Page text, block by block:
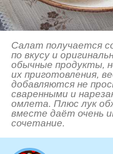
Салат получается
по вкусу и
обычные продукты,
их приготовления,
добавляются не
сваренными и
омлета. Плюс лук
вместе даёт очень
сочетание.